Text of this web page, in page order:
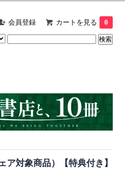
会員登録 カートを見る 0
ア対象商品）【特典付き】